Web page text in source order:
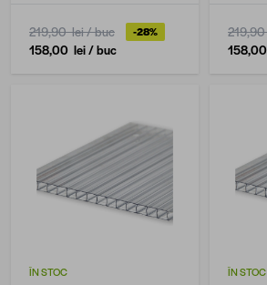
219,90 lei/ buc -28%
158,00 lei/ buc
ÎN STOC ÎN STOC